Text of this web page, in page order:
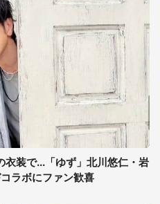
装で...「ゆず」北川悠仁・岩
ラボにファン歓喜